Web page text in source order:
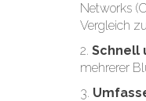
Networks
Vergleich
2. Schnell
mehrerer
3.